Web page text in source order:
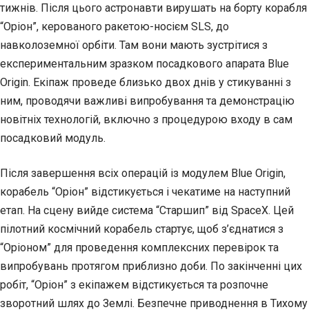
тижнів. Після цього астронавти вирушать на борту корабля
“Оріон”, керованого ракетою-носієм SLS, до
навколоземної орбіти. Там вони мають зустрітися з
експериментальним зразком посадкового апарата Blue
Origin. Екіпаж проведе близько двох днів у стикуванні з
ним, проводячи важливі випробування та демонстрацію
новітніх технологій, включно з процедурою входу в сам
посадковий модуль.
Після завершення всіх операцій із модулем Blue Origin,
корабель “Оріон” відстикується і чекатиме на наступний
етап. На сцену вийде система “Старшип” від SpaceX. Цей
пілотний космічний корабель стартує, щоб з’єднатися з
“Оріоном” для проведення комплексних перевірок та
випробувань протягом приблизно доби. По закінченні цих
робіт, “Оріон” з екіпажем відстикується та розпочне
зворотний шлях до Землі. Безпечне приводнення в Тихому